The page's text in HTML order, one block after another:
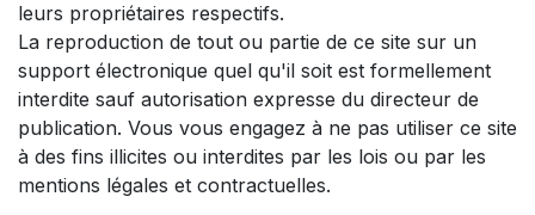
leurs propriétaires respectifs.
La reproduction de tout ou partie de ce site sur un
support électronique quel qu'il soit est formellement
interdite sauf autorisation expresse du directeur de
publication. Vous vous engagez à ne pas utiliser ce site
à des fins illicites ou interdites par les lois ou par les
mentions légales et contractuelles.